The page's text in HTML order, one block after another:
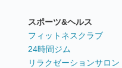
スポーツ&ヘルス
フィットネスクラブ
24時間ジム
リラクゼーションサロン